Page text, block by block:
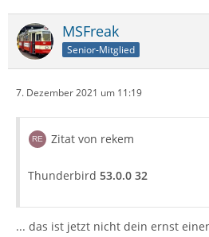
MSFreak
Senior-Mitglied
7. Dezember 2021 um 11:19
Zitat von rekem
Thunderbird 53.0.0 32
... das ist jetzt nicht dein ernst